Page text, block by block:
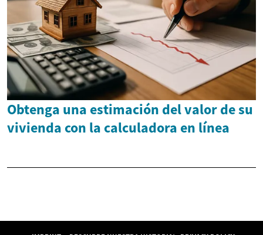
Obtenga una estimación del valor de su
vivienda con la calculadora en línea